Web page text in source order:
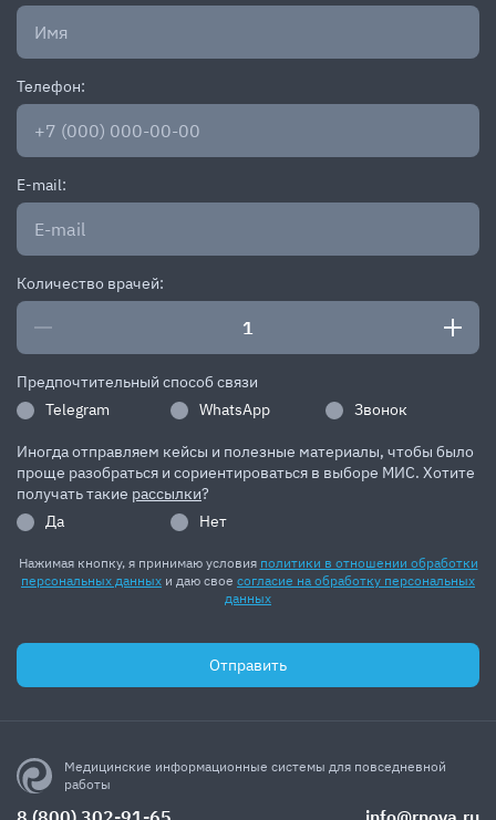
Телефон:
E-mail:
Количество врачей:
Предпочтительный способ связи
Telegram
WhatsApp Звонок
Иногда отправляем кейсы и полезные материалы, чтобы было
проще разобраться и сориентироваться в выборе МИС. Хотите
получать такие рассылки?
Да
Нет
Нажимая кнопку, я принимаю условия политики в отношении обработки
персональных данных и даю свое согласие на обработку персональных
данных
Отправить
Медицинские информационные системы для повседневной
работы